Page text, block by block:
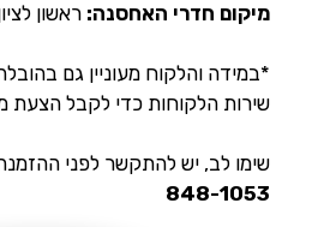
מיקום חדרי האחסנה: ראשון
*במידה והלקוח מעוניין גם
שירות הלקוחות כדי לקבל הצעת
שימו לב, יש להתקשר לפני
848-1053